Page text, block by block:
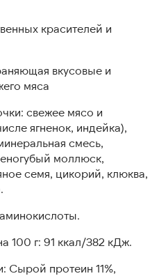
красителей и
вкусовые и
мяса
свежее мясо и
ягненок, индейка),
смесь,
моллюск,
семя, цикорий, клюква,
100 г: 91 ккал/382 кДж.
Сырой протеин 11%,